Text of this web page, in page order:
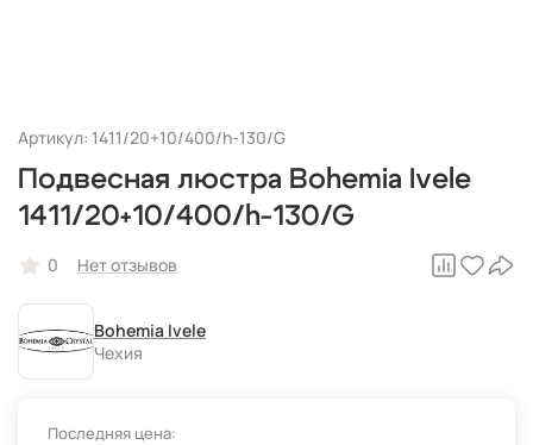
Артикул: 1411/20+10/400/h-130/G
Подвесная люстра Bohemia Ivele
1411/20+10/400/h-130/G
0 Нет отзывов
Bohemia Ivele
Чехия
Последняя цена: